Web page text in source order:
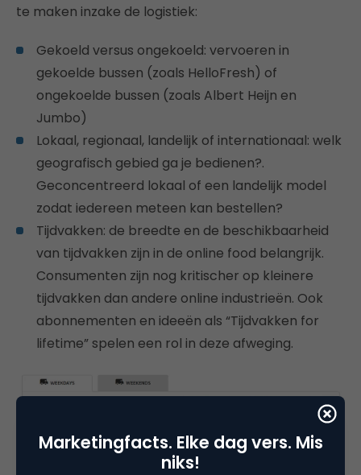
te maken inzake de logistiek:
Gekoeld versus ongekoeld: vervoeren in
gekoelde bussen (zoals HelloFresh) of
ongekoelde bussen (zoals Albert Heijn en
Jumbo)
Lokaal, regionaal, landelijk of internationaal: welk
geografisch gebied ga je bedienen?.
Geconcentreerd lokaal of een landelijk model
zodat iedereen meteen kan bestellen?
Tijdvakken: de breedte en de beschikbaarheid
van tijdvakken zijn in de online food belangrijk.
Consumenten zijn nog kritischer op kleinere
tijdvakken dan andere online industrieën. Ook
abonnementen en ideeën als “Tijdvakken for
lifetime” spelen een rol in deze afweging.
Marketingfacts. Elke dag vers. Mis
niks!